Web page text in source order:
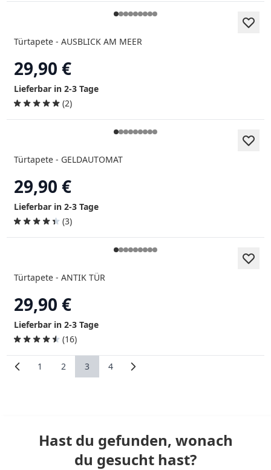
Türtapete - AUSBLICK AM MEER
29,90 €
Lieferbar in 2-3 Tage
(2)
Türtapete - GELDAUTOMAT
29,90 €
Lieferbar in 2-3 Tage
(3)
Türtapete - ANTIK TÜR
29,90 €
Lieferbar in 2-3 Tage
(16)
Seite
1 Seite
2 Sie lesen gerade Seite
3 Seite
4
Hast du gefunden, wonach
du gesucht hast?